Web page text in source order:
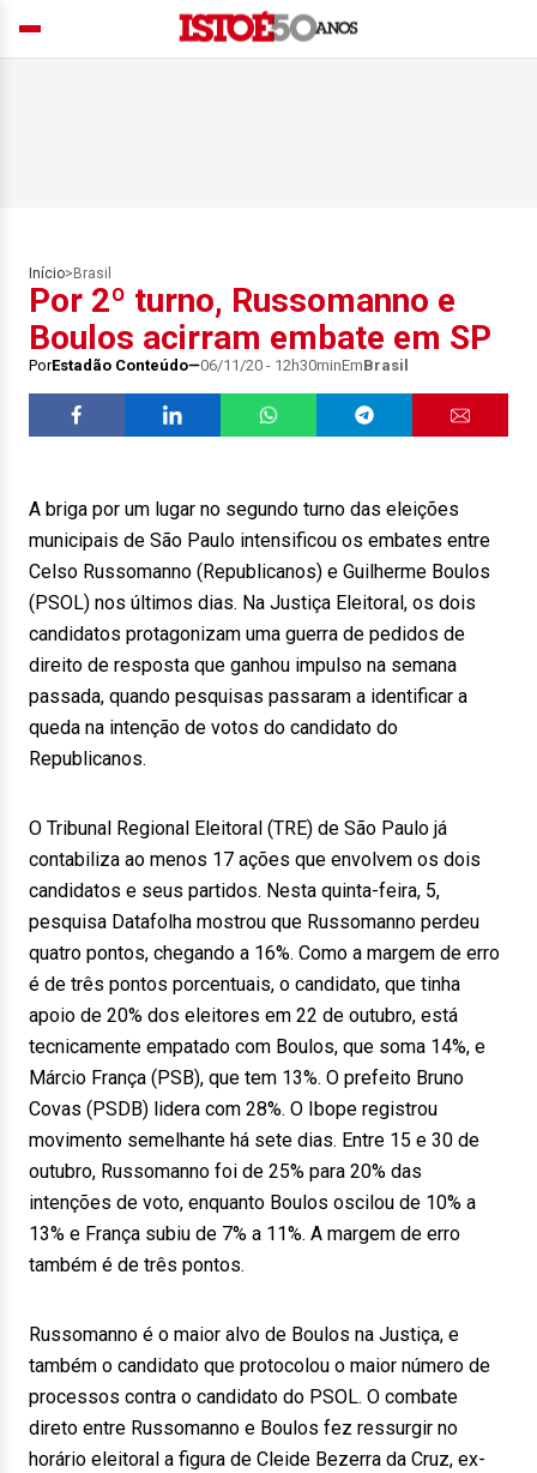
Início> Brasil
Por 2º turno, Russomanno e
Boulos acirram embate em SP
PorEstadão Conteúdo 06/11/20 - 12h30minEmBrasil
A briga por um lugar no segundo turno das eleições
municipais de São Paulo intensificou os embates entre
Celso Russomanno (Republicanos) e Guilherme Boulos
(PSOL) nos últimos dias. Na Justiça Eleitoral, os dois
candidatos protagonizam uma guerra de pedidos de
direito de resposta que ganhou impulso na semana
passada, quando pesquisas passaram a identificar a
queda na intenção de votos do candidato do
Republicanos.
O Tribunal Regional Eleitoral (TRE) de São Paulo já
contabiliza ao menos 17 ações que envolvem os dois
candidatos e seus partidos. Nesta quinta-feira, 5,
pesquisa Datafolha mostrou que Russomanno perdeu
quatro pontos, chegando a 16%. Como a margem de erro
é de três pontos porcentuais, o candidato, que tinha
apoio de 20% dos eleitores em 22 de outubro, está
tecnicamente empatado com Boulos, que soma 14%, e
Márcio França (PSB), que tem 13%. O prefeito Bruno
Covas (PSDB) lidera com 28%. O Ibope registrou
movimento semelhante há sete dias. Entre 15 e 30 de
outubro, Russomanno foi de 25% para 20% das
intenções de voto, enquanto Boulos oscilou de 10% a
13% e França subiu de 7% a 11%. A margem de erro
também é de três pontos.
Russomanno é o maior alvo de Boulos na Justiça, e
também o candidato que protocolou o maior número de
processos contra o candidato do PSOL. O combate
direto entre Russomanno e Boulos fez ressurgir no
horário eleitoral a figura de Cleide Bezerra da Cruz, ex-